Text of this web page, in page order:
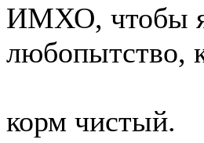
ИМХО, чтобы
любопытство,
корм чистый.